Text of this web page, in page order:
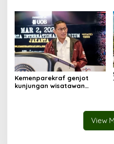
Kemenparekraf genjot
kunjungan wisatawan
View